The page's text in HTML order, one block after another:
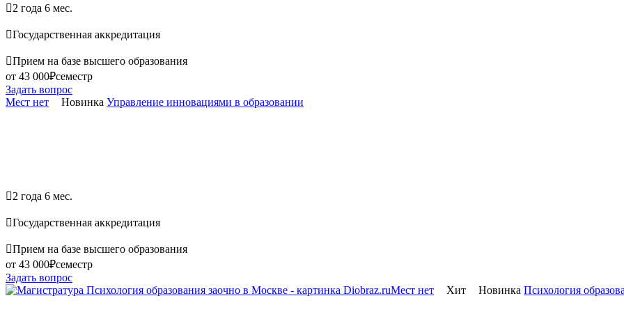
2 года 6 мес.
Государственная аккредитация
Прием на базе высшего образования
от 43 000₽семестр
Задать вопрос
Мест нет
Новинка Управление инновациями в образовании
2 года 6 мес.
Государственная аккредитация
Прием на базе высшего образования
от 43 000₽семестр
Задать вопрос
Мест нет
Хит Новинка Психология